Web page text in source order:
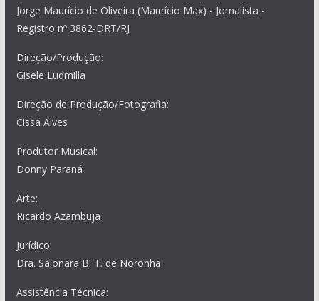
Jorge Maurício de Oliveira (Maurício Max) - Jornalista -
Registro nº 3862-DRT/RJ
Direção/Produção:
Gisele Ludmilla
Direção de Produção/Fotografia:
Cissa Alves
Produtor Musical:
Donny Paraná
Arte:
Ricardo Azambuja
Jurídico:
Dra. Saionara B. T. de Noronha
Assistência Técnica: